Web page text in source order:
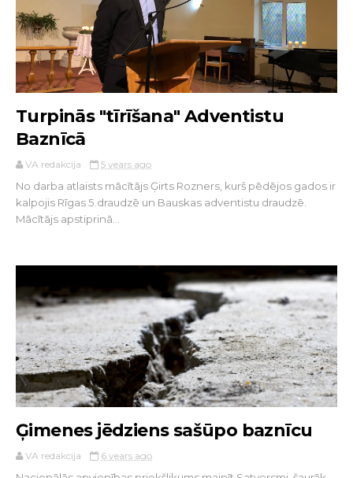
Turpinās "tīrīšana" Adventistu
Baznīcā
VA redakcija 5 years ago
No darba atlaists mācītājs Ģirts Rozners, kurš pēdējos gados ir
kalpojis Rīgas 5.draudzē un Bauskas adventistu draudzē.
Mācītājs apstiprinā...
Ģimenes jēdziens sašūpo baznīcu
VA redakcija 6 years ago